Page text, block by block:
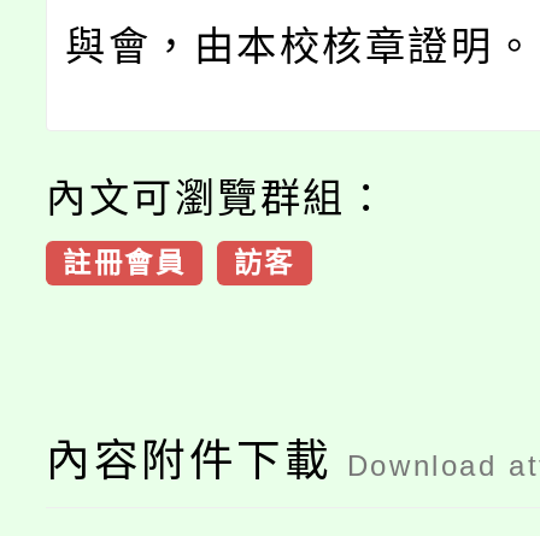
與會，由本校核章證明。
內文可瀏覽群組：
註冊會員 訪客
內容附件下載 Download